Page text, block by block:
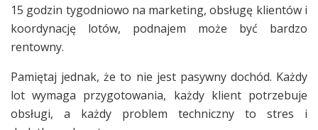
15 godzin tygodniowo na marketing, obsługę klientów i
koordynację lotów, podnajem może być bardzo
rentowny.
Pamiętaj jednak, że to nie jest pasywny dochód. Każdy
lot wymaga przygotowania, każdy klient potrzebuje
obsługi, a każdy problem techniczny to stres i